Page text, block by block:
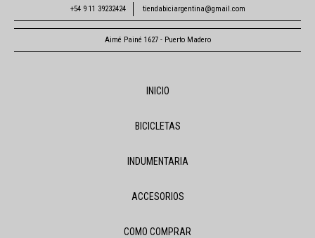
+54 9 11 39232424 tiendabiciargentina@gmail.com
Aimé Painé 1627 - Puerto Madero
INICIO
BICICLETAS
INDUMENTARIA
ACCESORIOS
COMO COMPRAR